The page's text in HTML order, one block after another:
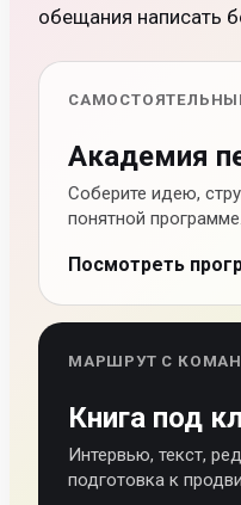
обещания написать
Академия
Соберите идею,
понятной программе.
Посмотреть
МАРШРУТ С
Книга под
Интервью, текст,
подготовка к